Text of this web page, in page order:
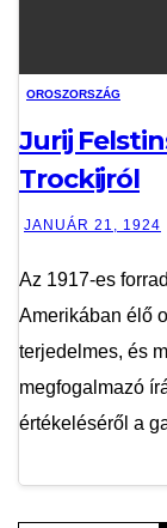
OROSZORSZÁG
Jurij
Trockijról
JANUÁR 21, 1924
Az 1917-es
Amerikában élő
terjedelmes, és
megfogalmazó
értékeléséről a